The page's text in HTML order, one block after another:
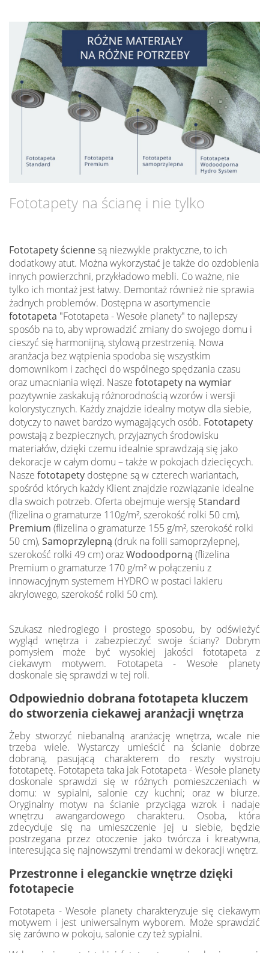
Fototapety na ścianę i nie tylko
Fototapety ściennesą niezwykle praktyczne, to ich
dodatkowy atut. Można wykorzystać je także do ozdobienia
innych powierzchni, przykładowo mebli. Co ważne, nie
tylko ich montaż jest łatwy. Demontaż również nie sprawia
żadnych problemów. Dostępna w asortymencie
fototapeta "Fototapeta - Wesołe planety" to najlepszy
sposób na to, aby wprowadzić zmiany do swojego domu i
cieszyć się harmonijną, stylową przestrzenią. Nowa
aranżacja bez wątpienia spodoba się wszystkim
domownikom i zachęci do wspólnego spędzania czasu
oraz umacniania więzi. Nasze fototapety na wymiar
pozytywnie zaskakują różnorodnością wzorów i wersji
kolorystycznych. Każdy znajdzie idealny motyw dla siebie,
dotyczy to nawet bardzo wymagających osób. Fototapety
powstają z bezpiecznych, przyjaznych środowisku
materiałów, dzięki czemu idealnie sprawdzają się jako
dekoracje w całym domu – także w pokojach dziecięcych.
Nasze fototapety dostępne są w czterech wariantach,
spośród których każdy Klient znajdzie rozwiązanie idealne
dla swoich potrzeb. Oferta obejmuje wersję Standard
(flizelina o gramaturze 110g/m², szerokość rolki 50 cm),
Premium (flizelina o gramaturze 155 g/m², szerokość rolki
50 cm),Samoprzylepną (druk na folii samoprzylepnej,
szerokość rolki 49 cm) orazWodoodporną (flizelina
Premium o gramaturze 170 g/m² w połączeniu z
innowacyjnym systemem HYDRO w postaci lakieru
akrylowego, szerokość rolki 50 cm).
Szukasz niedrogiego i prostego sposobu, by odświeżyć
wygląd wnętrza i zabezpieczyć swoje ściany? Dobrym
pomysłem może być wysokiej jakości fototapeta z
ciekawym motywem. Fototapeta - Wesołe planety
doskonale się sprawdzi w tej roli.
Odpowiednio dobrana fototapeta kluczem
do stworzenia ciekawej aranżacji wnętrza
Żeby stworzyć niebanalną aranżację wnętrza, wcale nie
trzeba wiele. Wystarczy umieścić na ścianie dobrze
dobraną, pasującą charakterem do reszty wystroju
fototapetę. Fototapeta taka jak Fototapeta - Wesołe planety
doskonale sprawdzi się w różnych pomieszczeniach w
domu: w sypialni, salonie czy kuchni; oraz w biurze.
Oryginalny motyw na ścianie przyciąga wzrok i nadaje
wnętrzu awangardowego charakteru. Osoba, która
zdecyduje się na umieszczenie jej u siebie, będzie
postrzegana przez otoczenie jako twórcza i kreatywna,
interesująca się najnowszymi trendami w dekoracji wnętrz.
Przestronne i eleganckie wnętrze dzięki
fototapecie
Fototapeta - Wesołe planety charakteryzuje się ciekawym
motywem i jest uniwersalnym wyborem. Może sprawdzić
się zarówno w pokoju, salonie czy też sypialni.